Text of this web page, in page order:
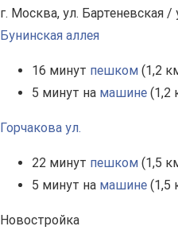
г. Москва, ул. Бартеневская /
Бунинская аллея
16 минут пешком (1,2
5 минут на машине (1,2
Горчакова ул.
22 минут пешком (1,5
5 минут на машине (1,5
Новостройка